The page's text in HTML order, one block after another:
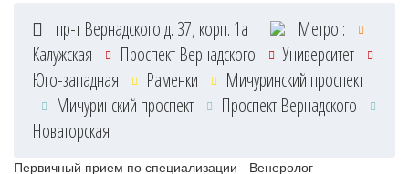
пр-т Вернадского д. 37, корп. 1а
Метро :
Калужская
Проспект Вернадского
Университет
Юго-западная
Раменки
Мичуринский проспект
Мичуринский проспект
Проспект Вернадского
Новаторская
Первичный прием по специализации - Венеролог